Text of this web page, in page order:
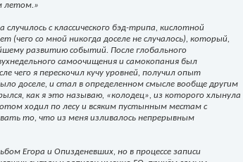
летом.»
случилось с классического бэд-трипа, кислотной
(чего со мной никогда доселе не случалось), который,
развитию событий. После глобального
самоочищения и самокопания был
чего я перескочил кучу уровней, получил опыт
доселе, и стал в определенном смысле вообще другим
как я это называю, «колодец», из которого хлынула
ходил по лесу и всяким пустынным местам с
то, что из меня изливалось непрерывным
Егора и Опизденевших, но в процессе записи